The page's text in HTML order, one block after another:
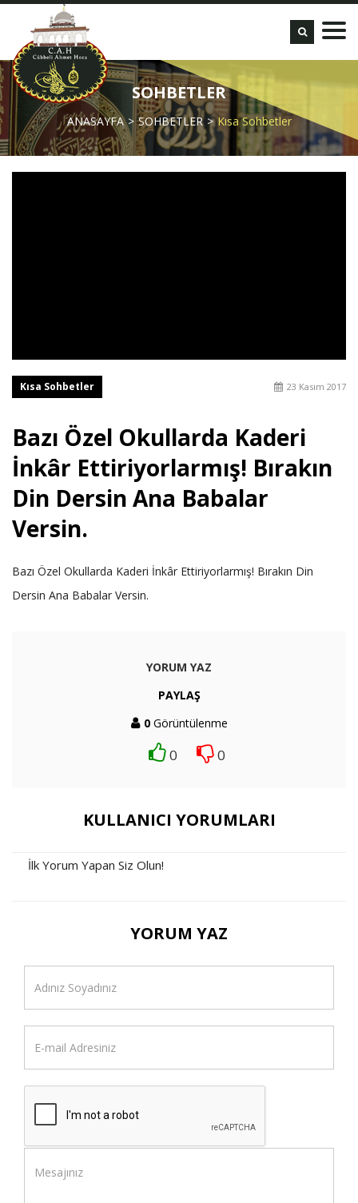
SOHBETLER
ANASAYFA SOHBETLER Kısa Sohbetler
Kısa Sohbetler 23 Kasım 2017
Bazı Özel Okullarda Kaderi
İnkâr Ettiriyorlarmış! Bırakın
Din Dersin Ana Babalar
Versin.
Bazı Özel Okullarda Kaderi İnkâr Ettiriyorlarmış! Bırakın Din
Dersin Ana Babalar Versin.
YORUM YAZ
PAYLAŞ
0Görüntülenme
0 0
KULLANICI YORUMLARI
İlk Yorum Yapan Siz Olun!
YORUM YAZ